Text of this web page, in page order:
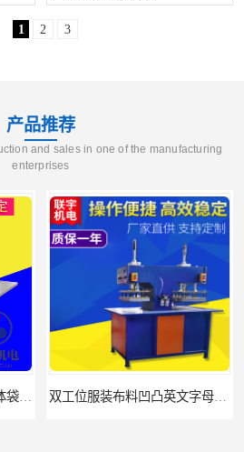
1 2 3
产品推荐
and sales in one of the manufacturing
enterprises